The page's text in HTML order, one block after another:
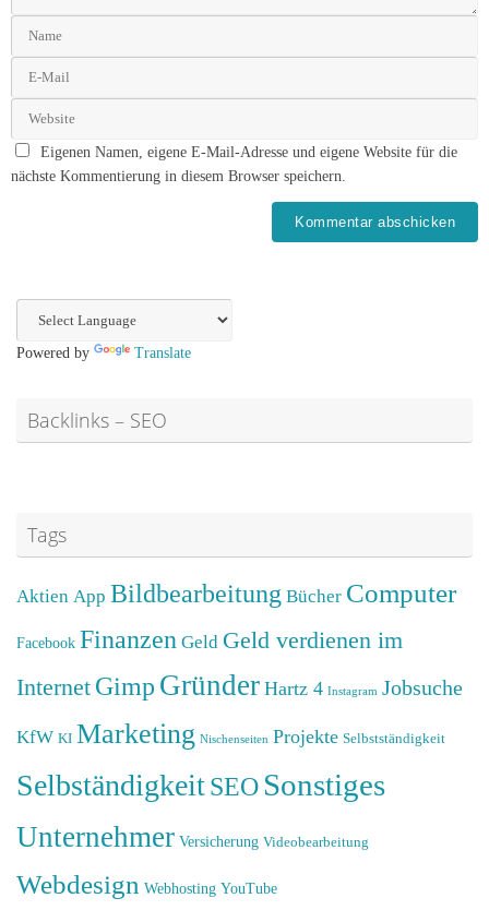
Eigenen Namen, eigene E-Mail-Adresse und eigene Website für die
nächste Kommentierung in diesem Browser speichern.
Powered by Translate
Backlinks – SEO
Tags
Aktien App Bildbearbeitung Bücher Computer
Facebook Finanzen Geld Geld verdienen im
Internet Gimp Gründer Hartz 4 Instagram Jobsuche
KfW KI Marketing Nischenseiten Projekte Selbstständigkeit
SelbständigkeitSEO Sonstiges
Unternehmer Versicherung Videobearbeitung
Webdesign Webhosting YouTube